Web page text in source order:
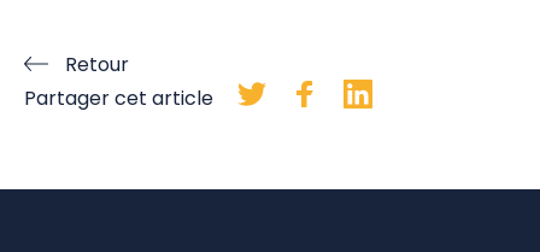
Retour
Partager cet article